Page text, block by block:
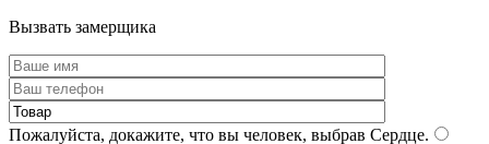
Вызвать замерщика
Пожалуйста, докажите, что вы человек, выбрав Сердце.